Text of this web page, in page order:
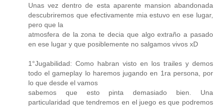
Unas vez dentro de esta aparente mansion abandonada
descubriremos que efectivamente mia estuvo en ese lugar,
pero que la
atmosfera de la zona te decia que algo extraño a pasado
en ese lugar y que posiblemente no salgamos vivos xD
1°Jugabilidad: Como habran visto en los trailes y demos
todo el gameplay lo haremos jugando en 1ra persona, por
lo que desde el vamos
sabemos que esto pinta demasiado bien. Una
particularidad que tendremos en el juego es que podremos